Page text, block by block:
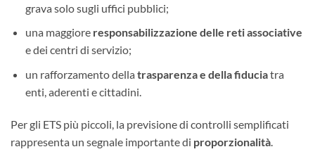
grava solo sugli uffici pubblici;
una maggiore responsabilizzazione delle reti associative
e dei centri di servizio;
un rafforzamento della trasparenza e della fiduciatra
enti, aderenti e cittadini.
Per gli ETS più piccoli, la previsione di controlli semplificati
rappresenta un segnale importante di proporzionalità